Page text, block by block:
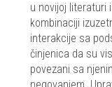
u novijoj literaturi
kombinaciji
interakcije sa
činjenica da su
povezani sa